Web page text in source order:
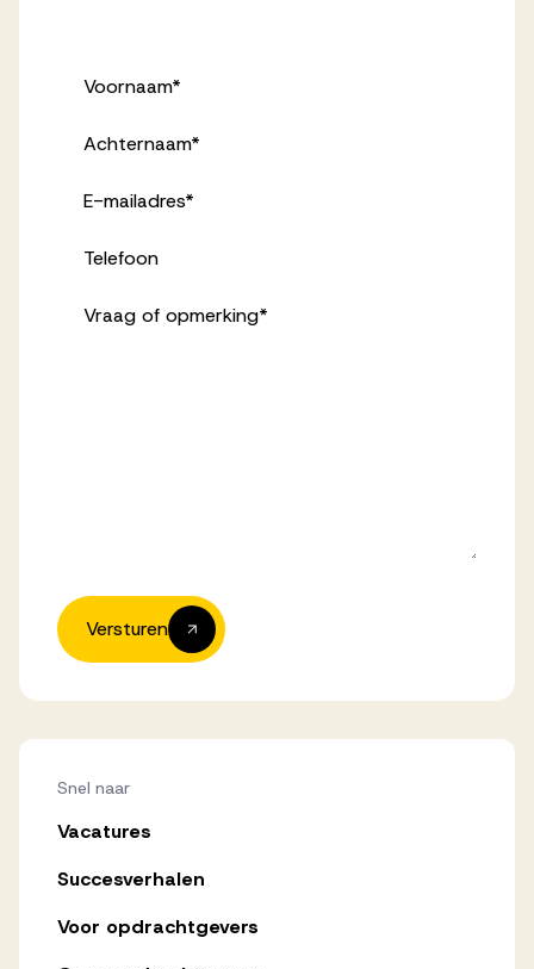
Voornaam*
Achternaam*
E-mailadres*
Telefoon
Vraag of opmerking*
Versturen
Snel naar
Vacatures
Succesverhalen
Voor opdrachtgevers